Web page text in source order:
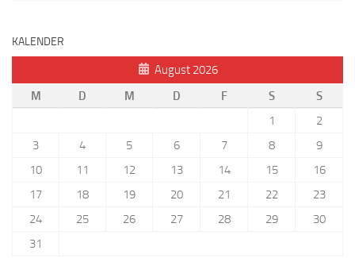
KALENDER
August 2026
M
D M D F S
S
1
2
3
4 5 6 7 8
9
10
11 12 13 14 15
16
17
18 19 20 21 22
23
24
25 26 27 28 29
30
31